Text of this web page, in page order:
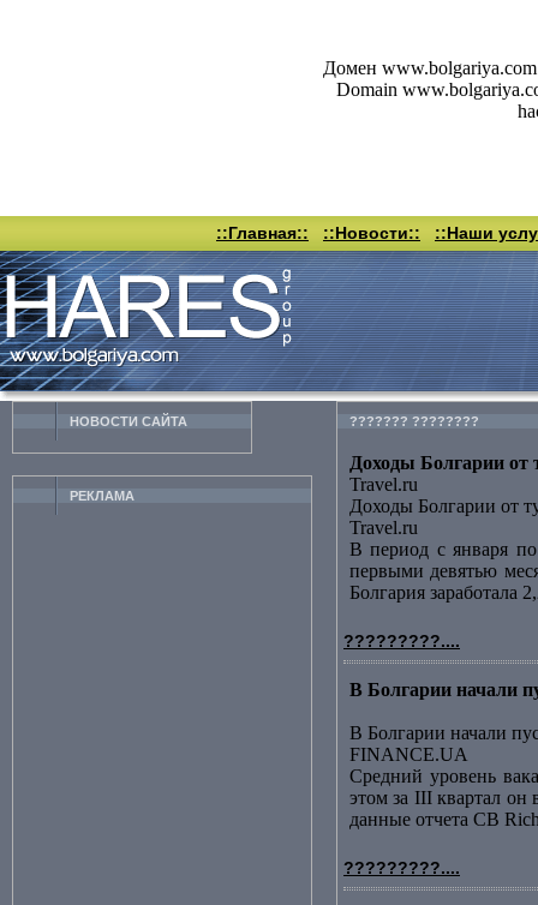
Домен www.bolgariya.com
Domain
::Главная:: ::Новости:: ::Наши
НОВОСТИ CАЙТА
РЕКЛАМА
??????? ????????
Доходы Болгарии от
Travel.ru
Доходы Болгарии от
Travel.ru
В период с января по
первыми девятью
Болгария заработала
?????????....
В Болгарии начали
В Болгарии начали
FINANCE.UA
Средний уровень
этом за III квартал он
данные отчета CB
?????????....